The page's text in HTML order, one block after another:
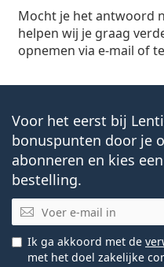
Mocht je het antwoord
helpen wij je graag
opnemen via e-mail of
Voor het eerst bij
bonuspunten door je
abonneren en kies
bestelling.
E-mail
Ik ga akkoord met de
met het doel zakelijke